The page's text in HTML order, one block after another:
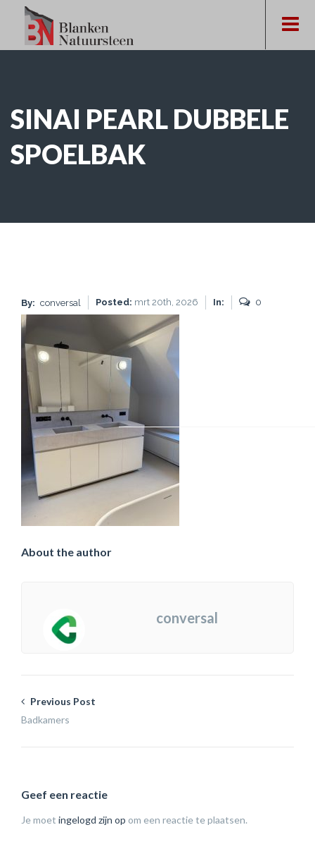
SINAI PEARL DUBBELE
SPOELBAK
By: conversal Posted: mrt 20th, 2026 In: 0
About the author
conversal
Previous Post
Badkamers
Geef een reactie
Je moet ingelogd zijn op om een reactie te plaatsen.